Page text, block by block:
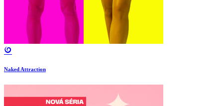
Naked Attraction